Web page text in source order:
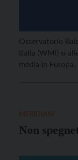
Osservatorio
Italia (WMI) si
media in Europa.
Non